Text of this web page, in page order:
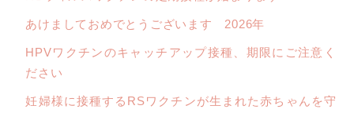
あけましておめでとうございます 2026年
HPVワクチンのキャッチアップ接種、期限にご注意く
ださい
妊婦様に接種するRSワクチンが生まれた赤ちゃんを守